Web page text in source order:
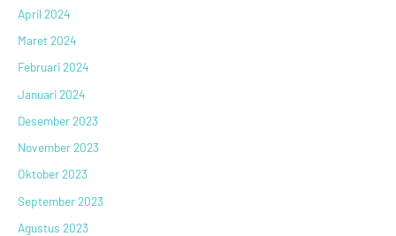
April 2024
Maret 2024
Februari 2024
Januari 2024
Desember 2023
November 2023
Oktober 2023
September 2023
Agustus 2023